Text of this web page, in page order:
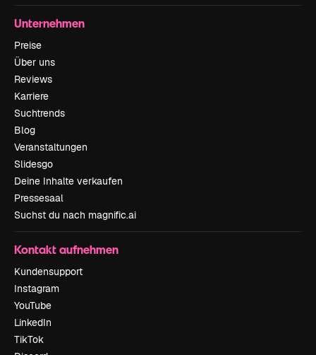
Unternehmen
Preise
Über uns
Reviews
Karriere
Suchtrends
Blog
Veranstaltungen
Slidesgo
Deine Inhalte verkaufen
Pressesaal
Suchst du nach magnific.ai
Kontakt aufnehmen
Kundensupport
Instagram
YouTube
LinkedIn
TikTok